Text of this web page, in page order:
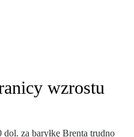
wzrostu
za baryłkę Brenta trudno